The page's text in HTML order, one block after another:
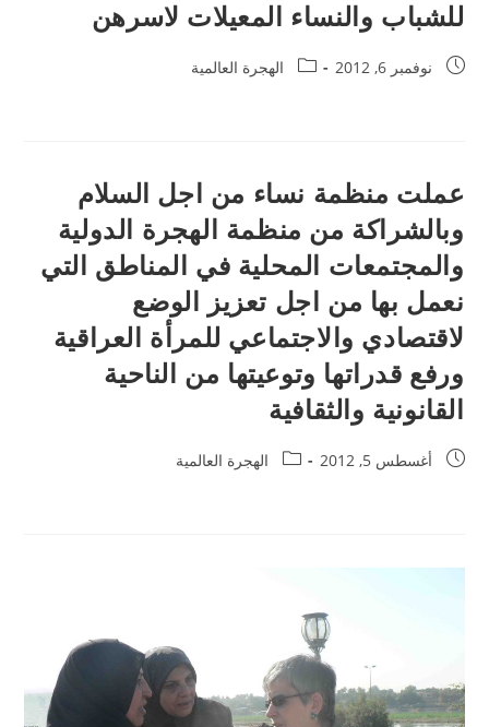
للشباب والنساء المعيلات لاسرهن
نوفمبر 6, 2012 الهجرة العالمية
عملت منظمة نساء من اجل السلام
وبالشراكة من منظمة الهجرة الدولية
والمجتمعات المحلية في المناطق التي
نعمل بها من اجل تعزيز الوضع
لاقتصادي والاجتماعي للمرأة العراقية
ورفع قدراتها وتوعيتها من الناحية
القانونية والثقافية
أغسطس 5, 2012 الهجرة العالمية